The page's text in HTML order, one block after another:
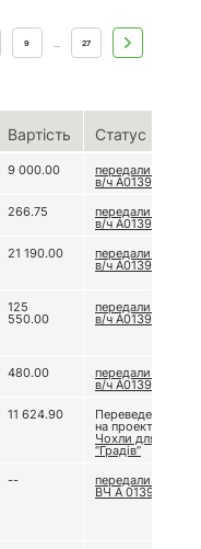
9 27
Вартість Статус
9 000.00 передали до
в/ч А0139
266.75 передали до
в/ч А0139
21 190.00 передали до
в/ч А0139
125
550.00
передали до
в/ч А0139
480.00 передали до
в/ч А0139
11 624.90 Переведено
на проект
Чохли для
“Градів”
-- передали до
ВЧ А 0139